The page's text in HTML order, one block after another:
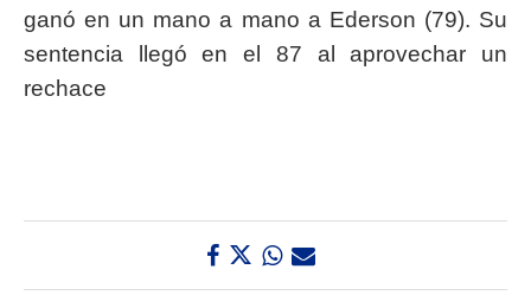
ganó en un mano a mano a Ederson (79). Su
sentencia llegó en el 87 al aprovechar un
rechace